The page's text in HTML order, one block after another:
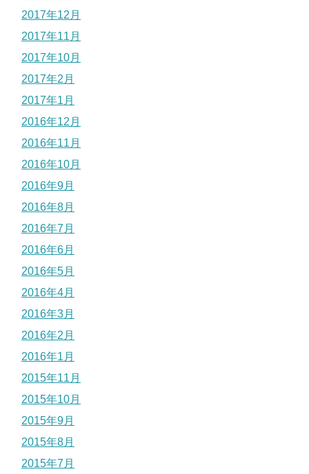
2017年12月
2017年11月
2017年10月
2017年2月
2017年1月
2016年12月
2016年11月
2016年10月
2016年9月
2016年8月
2016年7月
2016年6月
2016年5月
2016年4月
2016年3月
2016年2月
2016年1月
2015年11月
2015年10月
2015年9月
2015年8月
2015年7月